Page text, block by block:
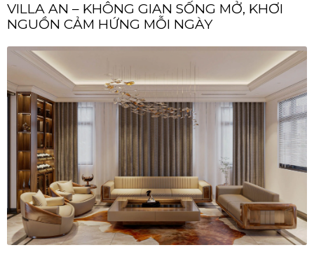
VILLA AN – KHÔNG GIAN SỐNG MỞ, KHƠI
NGUỒN CẢM HỨNG MỖI NGÀY